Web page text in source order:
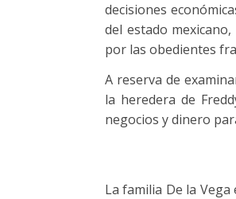
decisiones
del estado
por las obedientes
A reserva de
la heredera de
negocios y dinero
La familia De la